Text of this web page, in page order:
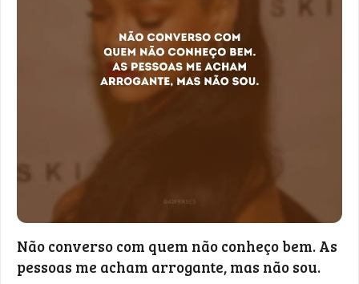
Não converso com quem não conheço bem. As
pessoas me acham arrogante, mas não sou.